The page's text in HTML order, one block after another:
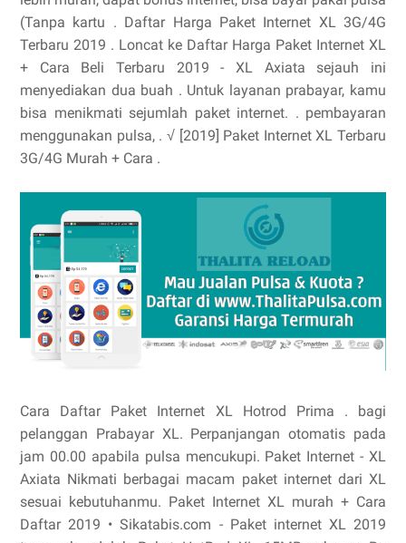
(Tanpa kartu . Daftar Harga Paket Internet XL 3G/4G
Terbaru 2019 . Loncat ke Daftar Harga Paket Internet XL
+ Cara Beli Terbaru 2019 - XL Axiata sejauh ini
menyediakan dua buah . Untuk layanan prabayar, kamu
bisa menikmati sejumlah paket internet. . pembayaran
menggunakan pulsa, . √ [2019] Paket Internet XL Terbaru
3G/4G Murah + Cara .
Cara Daftar Paket Internet XL Hotrod Prima . bagi
pelanggan Prabayar XL. Perpanjangan otomatis pada
jam 00.00 apabila pulsa mencukupi. Paket Internet - XL
Axiata Nikmati berbagai macam paket internet dari XL
sesuai kebutuhanmu. Paket Internet XL murah + Cara
Daftar 2019 • Sikatabis.com - Paket internet XL 2019